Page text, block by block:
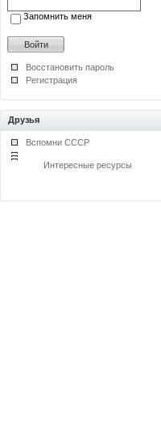
Запомнить меня
Восстановить пароль
Регистрация
Друзья
Вспомни СССР
Интересные ресурсы